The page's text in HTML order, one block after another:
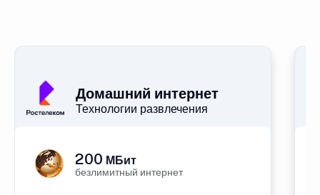
Домашний интернет
Технологии развлечения
200 МБит
безлимитный интернет